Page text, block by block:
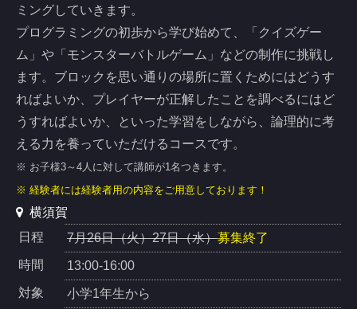
ミングしていきます。
プログラミングの初歩から学び始めて、「クイズゲー
ム」や「モンスターバトルゲーム」などの制作に挑戦し
ます。ブロックを思い通りの場所に置くためにはどうす
ればよいか、プレイヤーが正解したことを調べるにはど
うすればよいか、といった学習をしながら、論理的に考
える力を養っていただけるコースです。
※ お子様3～4人に対して講師が1名つきます。
※ 経験者には経験者用の内容をご用意しております！
横須賀
日程
7月26日（火）27日（水）募集終了
時間
13:00-16:00
対象
小学1年生から